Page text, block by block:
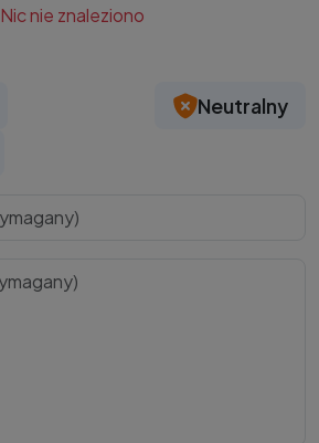
Nic nie znaleziono
Neutralny